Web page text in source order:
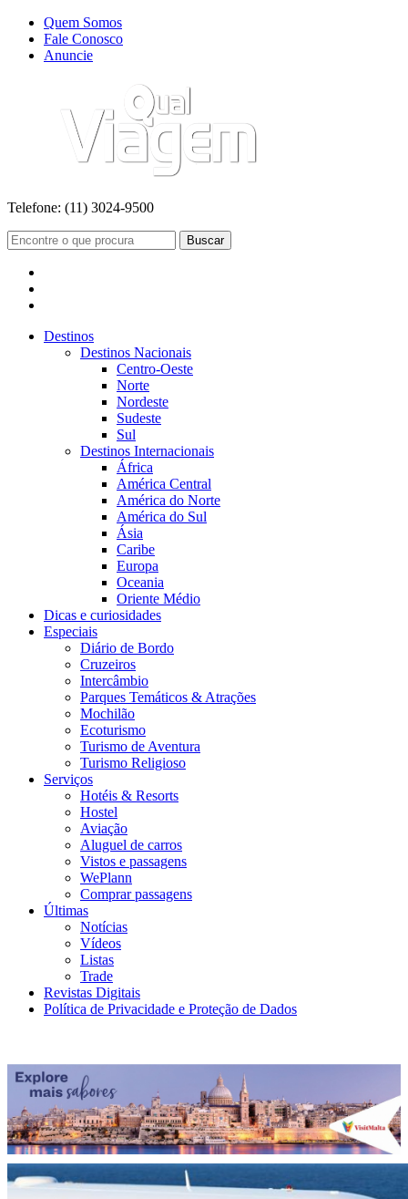
Quem Somos
Fale Conosco
Anuncie
Telefone: (11) 3024-9500
Buscar
Destinos
Destinos Nacionais
Centro-Oeste
Norte
Nordeste
Sudeste
Sul
Destinos Internacionais
África
América Central
América do Norte
América do Sul
Ásia
Caribe
Europa
Oceania
Oriente Médio
Dicas e curiosidades
Especiais
Diário de Bordo
Cruzeiros
Intercâmbio
Parques Temáticos & Atrações
Mochilão
Ecoturismo
Turismo de Aventura
Turismo Religioso
Serviços
Hotéis & Resorts
Hostel
Aviação
Aluguel de carros
Vistos e passagens
WePlann
Comprar passagens
Últimas
Notícias
Vídeos
Listas
Trade
Revistas Digitais
Política de Privacidade e Proteção de Dados